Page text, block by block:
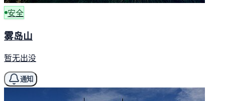
安全
雾岛山
暂无出没
通知